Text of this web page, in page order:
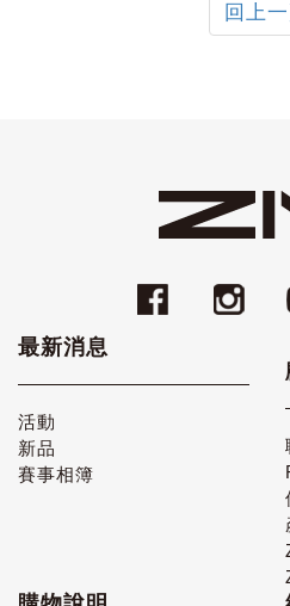
回上一
最新消息
活動
新品
賽事相簿